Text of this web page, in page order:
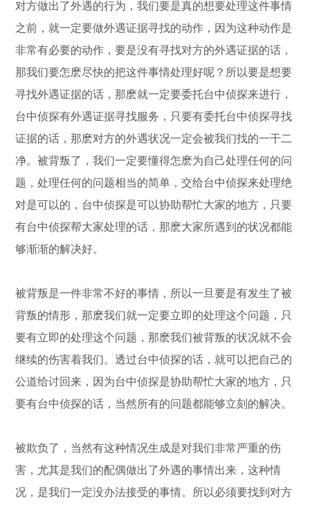
对方做出了外遇的行为，我们要是真的想要处理这件事情
之前，就一定要做外遇证据寻找的动作，因为这种动作是
非常有必要的动作，要是没有寻找对方的外遇证据的话，
那我们要怎麽尽快的把这件事情处理好呢？所以要是想要
寻找外遇证据的话，那麽就一定要委托台中侦探来进行，
台中侦探有外遇证据寻找服务，只要有委托台中侦探寻找
证据的话，那麽对方的外遇状况一定会被我们找的一干二
净。被背叛了，我们一定要懂得怎麽为自己处理任何的问
题，处理任何的问题相当的简单，交给台中侦探来处理绝
对是可以的，台中侦探是可以协助帮忙大家的地方，只要
有台中侦探帮大家处理的话，那麽大家所遇到的状况都能
够渐渐的解决好。
被背叛是一件非常不好的事情，所以一旦要是有发生了被
背叛的情形，那麽我们就一定要立即的处理这个问题，只
要有立即的处理这个问题，那麽我们被背叛的状况就不会
继续的伤害着我们。透过台中侦探的话，就可以把自己的
公道给讨回来，因为台中侦探是协助帮忙大家的地方，只
要有台中侦探的话，当然所有的问题都能够立刻的解决。
被欺负了，当然有这种情况生成是对我们非常严重的伤
害，尤其是我们的配偶做出了外遇的事情出来，这种情
况，是我们一定没办法接受的事情。所以必须要找到对方